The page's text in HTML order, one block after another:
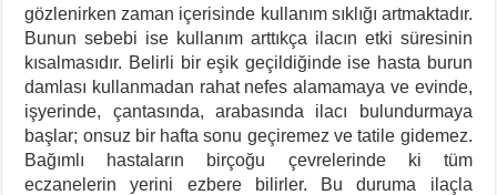
gözlenirken zaman içerisinde kullanım sıklığı artmaktadır.
Bunun sebebi ise kullanım arttıkça ilacın etki süresinin
kısalmasıdır. Belirli bir eşik geçildiğinde ise hasta burun
damlası kullanmadan rahat nefes alamamaya ve evinde,
işyerinde, çantasında, arabasında ilacı bulundurmaya
başlar; onsuz bir hafta sonu geçiremez ve tatile gidemez.
Bağımlı hastaların birçoğu çevrelerinde ki tüm
eczanelerin yerini ezbere bilirler. Bu duruma ilaçla